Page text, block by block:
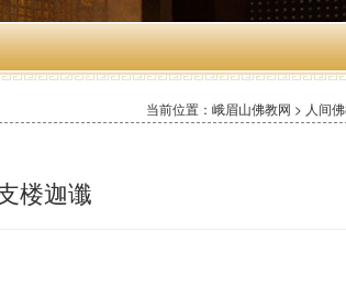
当前位置：峨眉山佛教网 > 人间
楼迦谶